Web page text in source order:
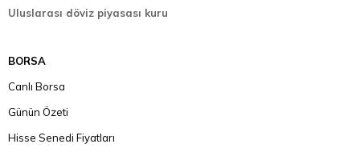
Uluslarası döviz piyasası kuru
BORSA
Canlı Borsa
Günün Özeti
Hisse Senedi Fiyatları